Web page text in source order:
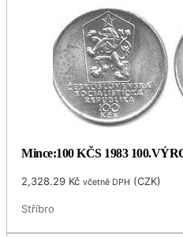
Mince:100 KČS 1983
2,328.29 Kč včetně DPH (CZK)
Stříbro